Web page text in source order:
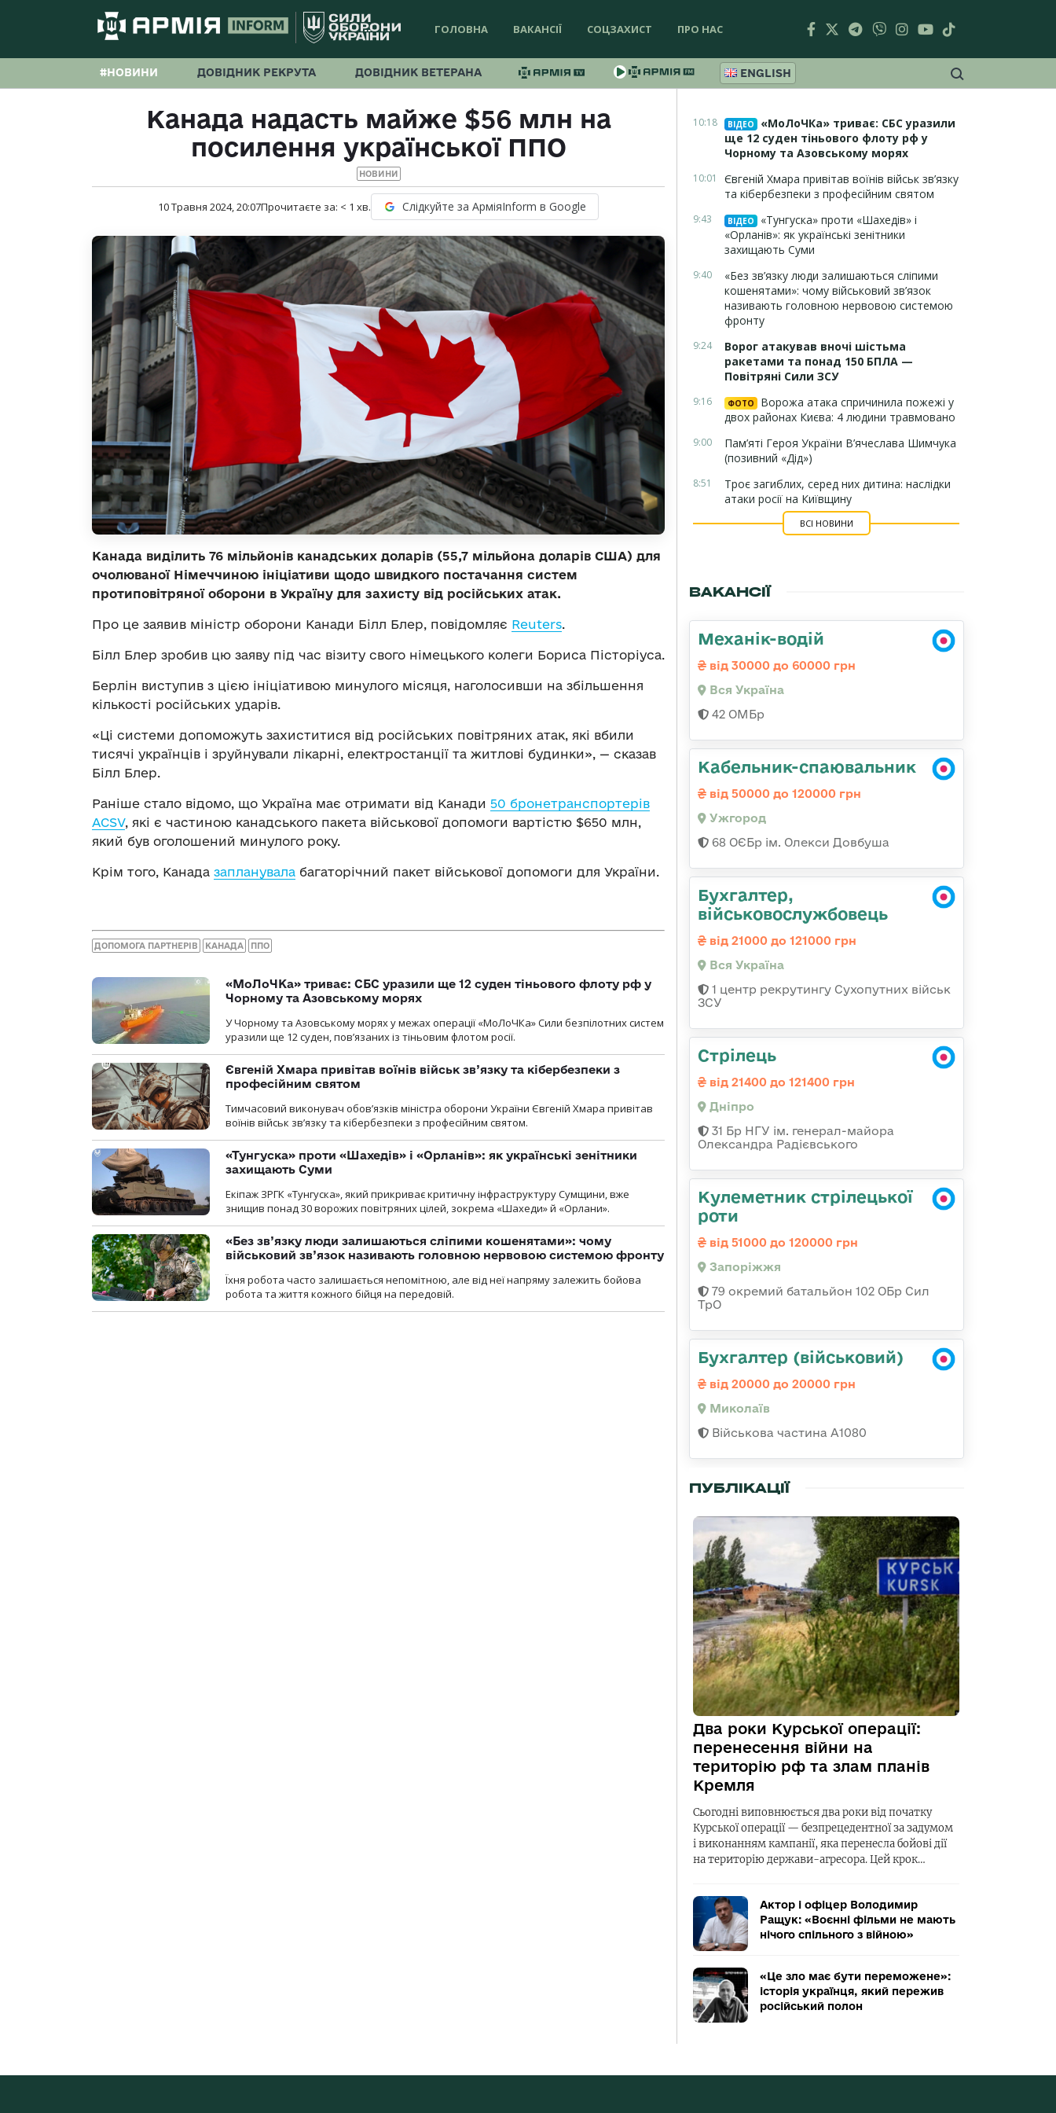
ГОЛОВНА ВАКАНСІЇ СОЦЗАХИСТ ПРО НАС
#НОВИНИ ДОВІДНИК РЕКРУТА ДОВІДНИК ВЕТЕРАНА ENGLISH
Канада надасть майже $56 млн на
посилення української ППО
НОВИНИ
10 Травня 2024, 20:07Прочитаєте за: < 1 хв. Слідкуйте за АрміяInform в Google
Канада виділить 76 мільйонів канадських доларів (55,7 мільйона доларів США) для
очолюваної Німеччиною ініціативи щодо швидкого постачання систем
протиповітряної оборони в Україну для захисту від російських атак.
Про це заявив міністр оборони Канади Білл Блер, повідомляє Reuters.
Білл Блер зробив цю заяву під час візиту свого німецького колеги Бориса Пісторіуса.
Берлін виступив з цією ініціативою минулого місяця, наголосивши на збільшення
кількості російських ударів.
«Ці системи допоможуть захиститися від російських повітряних атак, які вбили
тисячі українців і зруйнували лікарні, електростанції та житлові будинки», — сказав
Білл Блер.
Раніше стало відомо, що Україна має отримати від Канади 50 бронетранспортерів
ACSV, які є частиною канадського пакета військової допомоги вартістю $650 млн,
який був оголошений минулого року.
Крім того, Канада запланувала багаторічний пакет військової допомоги для України.
ДОПОМОГА ПАРТНЕРІВ КАНАДА ППО
«МоЛоЧКа» триває: СБС уразили ще 12 суден тіньового флоту рф у
Чорному та Азовському морях
У Чорному та Азовському морях у межах операції «МоЛоЧКа» Сили безпілотних систем
уразили ще 12 суден, пов’язаних із тіньовим флотом росії.
Євгеній Хмара привітав воїнів військ зв’язку та кібербезпеки з
професійним святом
Тимчасовий виконувач обов’язків міністра оборони України Євгеній Хмара привітав
воїнів військ зв’язку та кібербезпеки з професійним святом.
«Тунгуска» проти «Шахедів» і «Орланів»: як українські зенітники
захищають Суми
Екіпаж ЗРГК «Тунгуска», який прикриває критичну інфраструктуру Сумщини, вже
знищив понад 30 ворожих повітряних цілей, зокрема «Шахеди» й «Орлани».
«Без зв’язку люди залишаються сліпими кошенятами»: чому
військовий зв’язок називають головною нервовою системою фронту
Їхня робота часто залишається непомітною, але від неї напряму залежить бойова
робота та життя кожного бійця на передовій.
10:18 ВІДЕО
«МоЛоЧКа» триває: СБС уразили
ще 12 суден тіньового флоту рф у
Чорному та Азовському морях
10:01
Євгеній Хмара привітав воїнів військ зв’язку
та кібербезпеки з професійним святом
9:43 ВІДЕО
«Тунгуска» проти «Шахедів» і
«Орланів»: як українські зенітники
захищають Суми
9:40
«Без зв’язку люди залишаються сліпими
кошенятами»: чому військовий зв’язок
називають головною нервовою системою
фронту
9:24
Ворог атакував вночі шістьма
ракетами та понад 150 БПЛА —
Повітряні Сили ЗСУ
9:16 ФОТО
Ворожа атака спричинила пожежі у
двох районах Києва: 4 людини травмовано
9:00
Пам’яті Героя України В’ячеслава Шимчука
(позивний «Дід»)
8:51
Троє загиблих, серед них дитина: наслідки
атаки росії на Київщину
ВСІ НОВИНИ
ВАКАНСІЇ
Механік-водій
від 30000 до 60000 грн
Вся Україна
42 ОМБр
Кабельник-спаювальник
від 50000 до 120000 грн
Ужгород
68 ОЄБр ім. Олекси Довбуша
Бухгалтер,
військовослужбовець
від 21000 до 121000 грн
Вся Україна
1 центр рекрутингу Сухопутних військ
ЗСУ
Стрілець
від 21400 до 121400 грн
Дніпро
31 Бр НГУ ім. генерал-майора
Олександра Радієвського
Кулеметник стрілецької
роти
від 51000 до 120000 грн
Запоріжжя
79 окремий батальйон 102 ОБр Сил
ТрО
Бухгалтер (військовий)
від 20000 до 20000 грн
Миколаїв
Військова частина А1080
ПУБЛІКАЦІЇ
Два роки Курської операції:
перенесення війни на
територію рф та злам планів
Кремля
Сьогодні виповнюється два роки від початку
Курської операції — безпрецедентної за задумом
і виконанням кампанії, яка перенесла бойові дії
на територію держави-агресора. Цей крок…
Актор і офіцер Володимир
Ращук: «Воєнні фільми не мають
нічого спільного з війною»
«Це зло має бути переможене»:
історія українця, який пережив
російський полон